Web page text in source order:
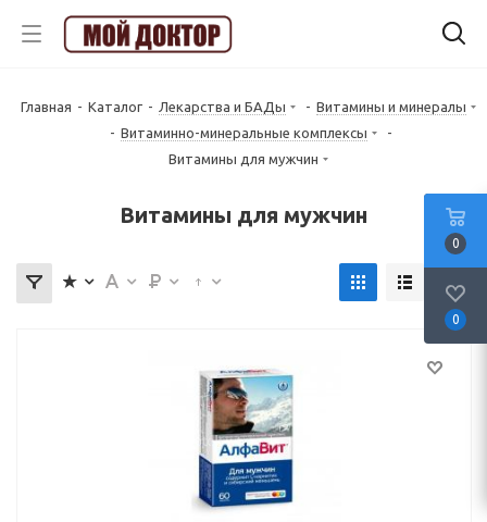
Главная - Каталог - Лекарства и БАДы - Витамины и минералы
- Витаминно-минеральные комплексы
-
Витамины для мужчин
Витамины для мужчин
0
0